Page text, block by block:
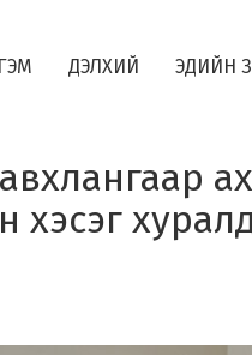
ДЭЛХИЙ ЭДИЙН